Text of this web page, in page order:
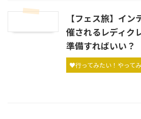
【フェス旅】イ
催されるレディク
準備すればいい？
♥行ってみたい！やってみ